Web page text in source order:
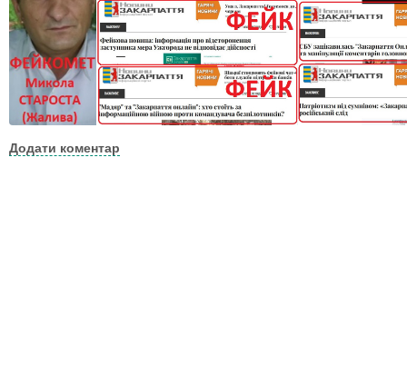
Додати коментар